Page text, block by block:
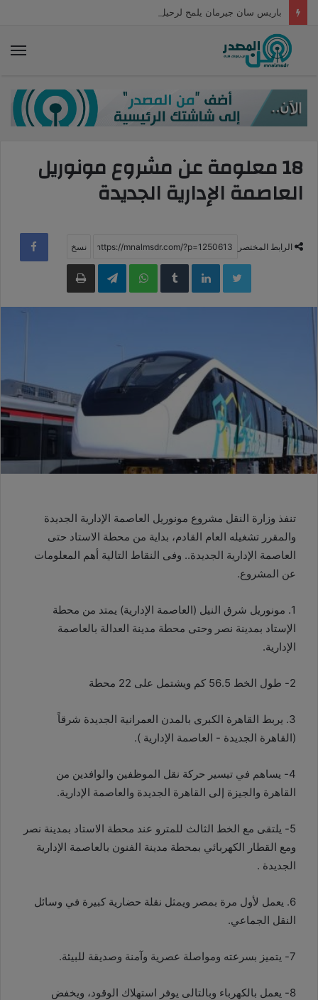
باريس سان جيرمان يلمح لرحيل نجمه إلى ميلان
18 معلومة عن مشروع مونوريل
العاصمة الإدارية الجديدة
الرابط المختصر
LinkedIn
WhatsApp
Telegramطباعة
تنفذ وزارة النقل مشروع مونوريل العاصمة الإدارية الجديدة
والمقرر تشغيله العام القادم، بداية من محطة الاستاد حتى
العاصمة الإدارية الجديدة.. وفى النقاط التالية أهم المعلومات
عن المشروع.
1. مونوريل شرق النيل (العاصمة الإدارية)‏ يمتد من محطة
الإستاد بمدينة نصر ‏وحتى محطة مدينة العدالة بالعاصمة
الإدارية.
2- طول الخط 56.5 كم ويشتمل على 22 محطة
3. يربط القاهرة الكبرى بالمدن العمرانية الجديدة شرقاً
(القاهرة الجديدة - العاصمة الإدارية ).
4- يساهم في تيسير حركة نقل الموظفين والوافدين من
القاهرة والجيزة إلى القاهرة الجديدة والعاصمة الإدارية.
5- يلتقى مع الخط الثالث للمترو عند محطة الاستاد بمدينة نصر
ومع القطار الكهربائي بمحطة مدينة الفنون بالعاصمة الإدارية
الجديدة .
6. يعمل لأول مرة بمصر ويمثل نقلة حضارية كبيرة في وسائل
النقل الجماعي.
7- يتميز بسرعته ومواصلة عصرية وآمنة وصديقة للبيئة.
8- يعمل بالكهرباء وبالتالى يوفر استهلاك الوقود، ويخفض